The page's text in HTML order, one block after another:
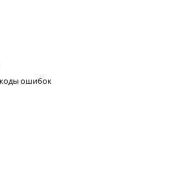
ошибок